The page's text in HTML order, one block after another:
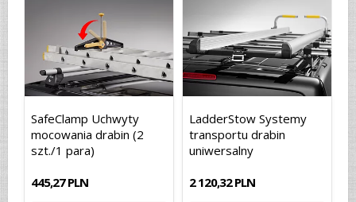
SafeClamp Uchwyty
mocowania drabin (2
szt./1 para)
445,27 PLN
LadderStow Systemy
transportu drabin
uniwersalny
2 120,32 PLN